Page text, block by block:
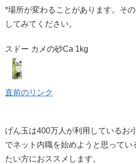
*場所が変わることがあります。そ
してみてください。
スドー カメの砂Ca 1kg
直前のリンク
げん玉は400万人が利用しているお
でネット内職を始めようと思ってい
たい方におススメします。